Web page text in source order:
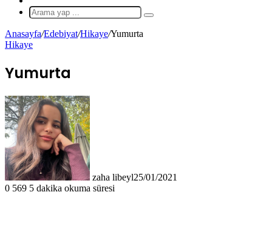
Makale
Arama
Anasayfa/Edebiyat/Hikaye/Yumurta
Hikaye
Yumurta
zaha libeyl25/01/2021
0 569 5 dakika okuma süresi